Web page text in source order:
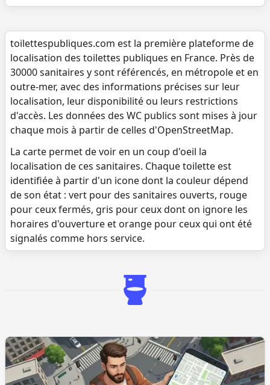
toilettespubliques.com est la première plateforme de
localisation des toilettes publiques en France. Près de
30000 sanitaires y sont référencés, en métropole et en
outre-mer, avec des informations précises sur leur
localisation, leur disponibilité ou leurs restrictions
d'accès. Les données des WC publics sont mises à jour
chaque mois à partir de celles d'OpenStreetMap.
La carte permet de voir en un coup d'oeil la
localisation de ces sanitaires. Chaque toilette est
identifiée à partir d'un icone dont la couleur dépend
de son état : vert pour des sanitaires ouverts, rouge
pour ceux fermés, gris pour ceux dont on ignore les
horaires d'ouverture et orange pour ceux qui ont été
signalés comme hors service.